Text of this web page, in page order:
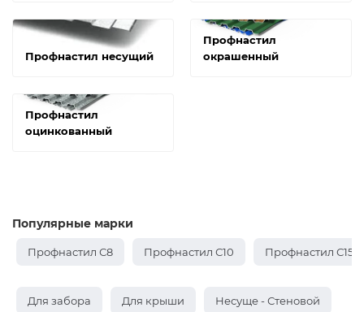
Профнастил несущий
Профнастил
окрашенный
Профнастил
оцинкованный
Популярные марки
Профнастил С8 Профнастил С10 Профнастил С15
Для забора Для крыши Несуще - Стеновой